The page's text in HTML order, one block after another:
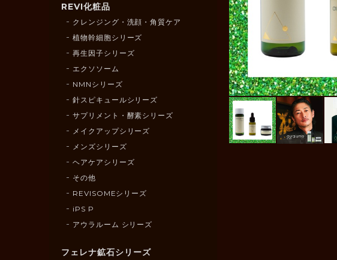
REVI化粧品
クレンジング・洗顔・角質ケア
植物幹細胞シリーズ
再生因子シリーズ
エクソソーム
NMNシリーズ
針スピキュールシリーズ
サプリメント・酵素シリーズ
メイクアップシリーズ
メンズシリーズ
ヘアケアシリーズ
その他
REVISOMEシリーズ
iPS P
アウラルーム シリーズ
フェレナ鉱石シリーズ